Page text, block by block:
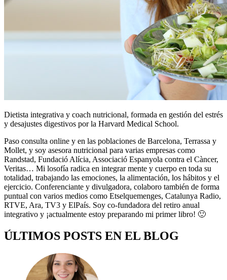
Dietista integrativa y coach nutricional, formada en gestión del estrés
y desajustes digestivos por la Harvard Medical School.
Paso consulta online y en las poblaciones de Barcelona, Terrassa y
Mollet, y soy asesora nutricional para varias empresas como
Randstad, Fundació Alícia, Associació Espanyola contra el Càncer,
Veritas… Mi losofía radica en integrar mente y cuerpo en toda su
totalidad, trabajando las emociones, la alimentación, los hábitos y el
ejercicio. Conferenciante y divulgadora, colaboro también de forma
puntual con varios medios como Etselquemenges, Catalunya Radio,
RTVE, Ara, TV3 y ElPaís. Soy co-fundadora del retiro anual
integrativo y ¡actualmente estoy preparando mi primer libro! 🙂
ÚLTIMOS POSTS EN EL BLOG